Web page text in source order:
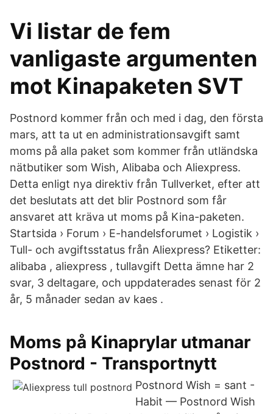
Vi listar de fem
vanligaste argumenten
mot Kinapaketen SVT
Postnord kommer från och med i dag, den första
mars, att ta ut en administrationsavgift samt
moms på alla paket som kommer från utländska
nätbutiker som Wish, Alibaba och Aliexpress.
Detta enligt nya direktiv från Tullverket, efter att
det beslutats att det blir Postnord som får
ansvaret att kräva ut moms på Kina-paketen.
Startsida › Forum › E-handelsforumet › Logistik ›
Tull- och avgiftsstatus från Aliexpress? Etiketter:
alibaba , aliexpress , tullavgift Detta ämne har 2
svar, 3 deltagare, och uppdaterades senast för 2
år, 5 månader sedan av kaes .
Moms på Kinaprylar utmanar
Postnord - Transportnytt
Postnord Wish = sant -
Habit — Postnord Wish